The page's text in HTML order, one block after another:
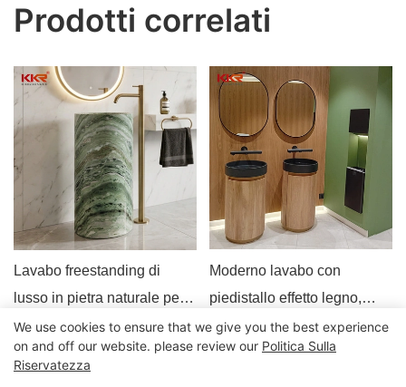
Prodotti correlati
Lavabo freestanding di
lusso in pietra naturale per
progetti di bagni alberghieri.
Moderno lavabo con
piedistallo effetto legno,
mobiletto per lavabo da
bagno commerciale in stile
Tutti i diritti riservati © 2024 Kingkonree International China
We use cookies to ensure that we give you the best experience
on and off our website. please review our Politica Sulla
Riservatezza